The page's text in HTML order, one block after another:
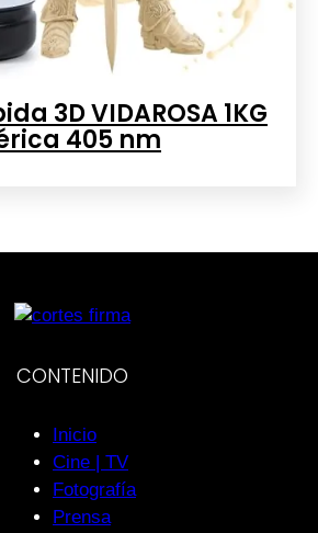
3D VIDAROSA 1KG
405 nm
CONTENIDO
Inicio
Cine | TV
Fotografía
Prensa